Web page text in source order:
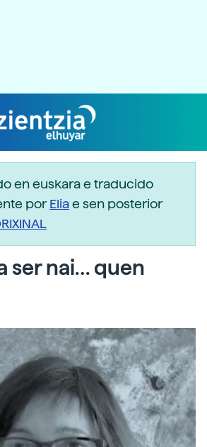
en euskara e traducido
porEliae sen posterior
ser nai… quen